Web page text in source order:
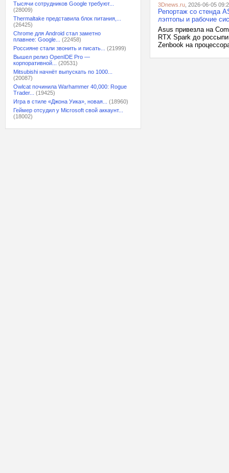
Тысячи сотрудников Google требуют...
(28009)
Thermaltake представила блок питания,...
(26425)
Chrome для Android стал заметно
плавнее: Google...
(22458)
Россияне стали звонить и писать...
(21999)
Вышел релиз OpenIDE Pro —
корпоративной...
(20531)
Mitsubishi начнёт выпускать по 1000...
(20087)
Owlcat починила Warhammer 40,000: Rogue
Trader...
(19425)
Игра в стиле «Джона Уика», новая...
(18960)
Геймер отсудил у Microsoft свой аккаунт...
(18002)
3Dnews.ru , 2026-06-05
Репортаж со стенда
лэптопы и рабочие
Asus привезла на
RTX Spark до
Zenbook на